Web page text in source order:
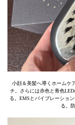
小顔＆美髪へ導くホームケ
チ。さらには赤色と青色
る。EMSとバイブレーショ
る。